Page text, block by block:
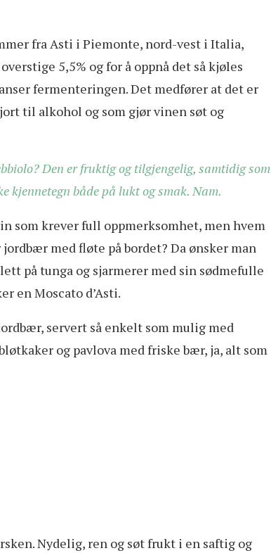
fra Asti i Piemonte, nord-vest i Italia,
5,5% og for å oppnå det så kjøles
fermenteringen. Det medfører at det er
til alkohol og som gjør vinen søt og
Den er fruktig og tilgjengelig, samtidig som
kjennetegn både på lukt og smak. Nam.
som krever full oppmerksomhet, men hvem
med fløte på bordet? Da ønsker man
på tunga og sjarmerer med sin sødmefulle
en Moscato d’Asti.
servert så enkelt som mulig med
og pavlova med friske bær, ja, alt som
Nydelig, ren og søt frukt i en saftig og